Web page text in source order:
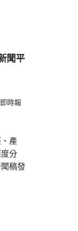
聞平
時報
產
分
稿發